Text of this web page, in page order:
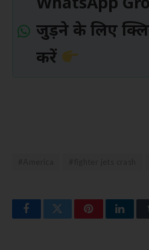
WhatsApp
जुड़ने के लिए
करें
FacebookTwitterPinterest